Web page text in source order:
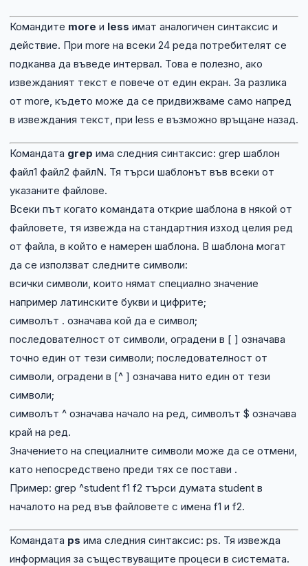
Командите more и less имат аналогичен синтаксис и
действие. При more на всеки 24 реда потребителят се
подканва да въведе интервал. Това е полезно, ако
извежданият текст е повече от един екран. За разлика
от more, където може да се придвижваме само напред
в извеждания текст, при less е възможно връщане назад.
Командата grep има следния синтаксис: grep шаблон
файл1 файл2 файлN. Тя търси шаблонът във всеки от
указаните файлове.
Всеки път когато командата открие шаблона в някой от
файловете, тя извежда на стандартния изход целия ред
от файла, в който е намерен шаблона. В шаблона могат
да се използват следните символи:
всички символи, които нямат специално значение
например латинските букви и цифрите;
символът . означава кой да е символ;
последователност от символи, оградени в [ ] означава
точно един от тези символи; последователност от
символи, оградени в [^ ] означава нито един от тези
символи;
символът ^ означава начало на ред, символът $ означава
край на ред.
Значението на специалните символи може да се отмени,
като непосредствено преди тях се постави .
Пример: grep ^student f1 f2 търси думата student в
началото на ред във файловете с имена f1 и f2.
Командата ps има следния синтаксис: ps. Тя извежда
информация за съществуващите процеси в системата.